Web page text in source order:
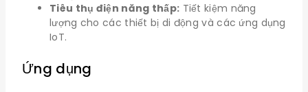
Tiêu thụ điện năng thấp: Tiết kiệm năng
lượng cho các thiết bị di động và các ứng dụng
IoT.
Ứng dụng